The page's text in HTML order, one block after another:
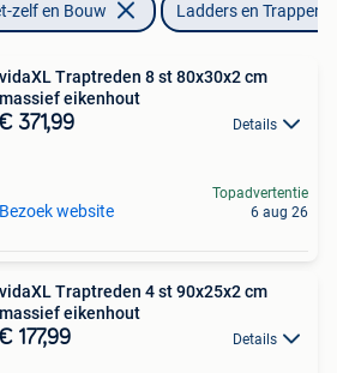
zelf en Bouw Ladders en Trappen
vidaXL Traptreden 8 st 80x30x2 cm
massief eikenhout
€ 371,99 Details
Bezoek website
Topadvertentie
6 aug 26
vidaXL Traptreden 4 st 90x25x2 cm
massief eikenhout
€ 177,99 Details